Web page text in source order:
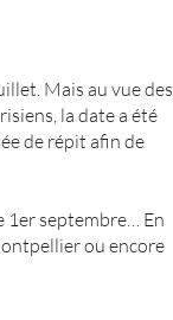
Mais au vue des
la date a été
de répit afin de
1er septembre… En
ou encore